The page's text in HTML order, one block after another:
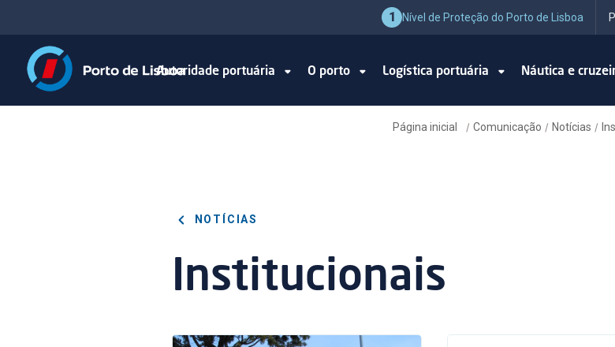
1 Nível de Proteção do Porto de Lisboa
Autoridade portuária O porto Logística portuária Náutica e
Página inicial / Comunicação / Notícias /
NOTÍCIAS
Institucionais